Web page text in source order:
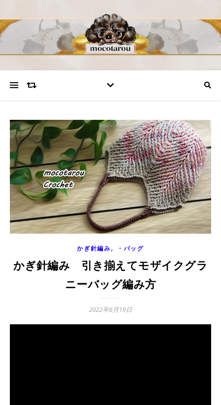
かぎ針編み, ・バッグ
かぎ針編み 引き揃えてモザイクグラ
ニーバッグ編み方
2022年6月19日